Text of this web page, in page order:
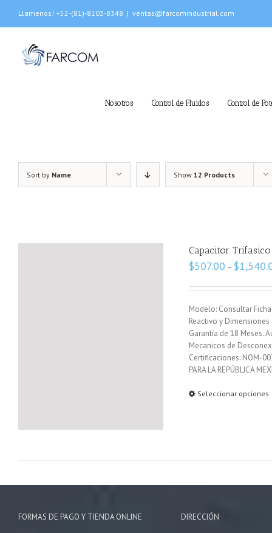
content
Llamenos! +52-(81)-8103-8348 | ventas@farcomindustrial.com
Nosotros Control de Fluidos Control de
Sort by Name Show 12 Products
Capacitor
$507.00 – $
Modelo: Consultar
Reactivo y
Garantía de 18 Meses.
Mecanicos de
Certificaciones: NOM-
PARA LA REPÚBLICA
Seleccionar opciones
FORMAS DE PAGO Y TIENDA ONLINE DIRECCIÓN